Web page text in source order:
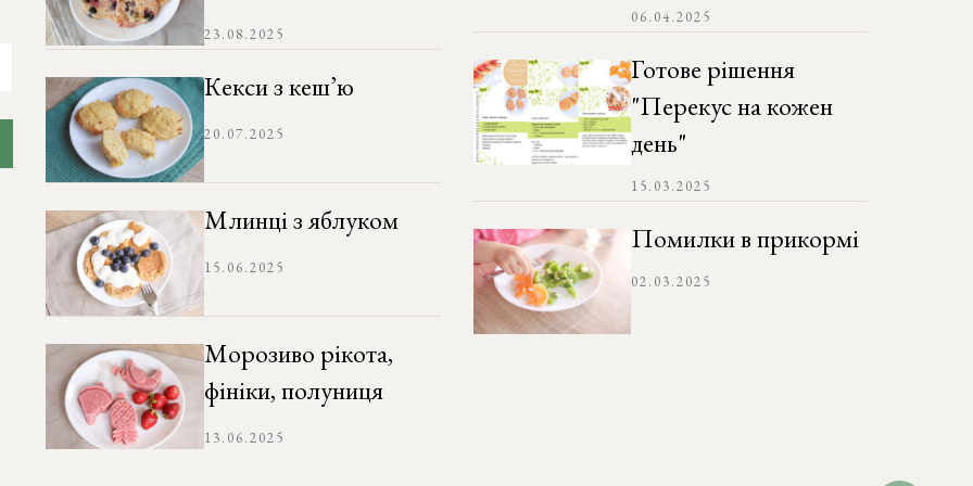
23.08.2025
Кекси з кеш’ю
20.07.2025
Млинці з яблуком
15.06.2025
Морозиво рікота,
фініки, полуниця
13.06.2025
06.04.2025
Готове рішення
"Перекус на кожен
день"
15.03.2025
Помилки в прикормі
02.03.2025